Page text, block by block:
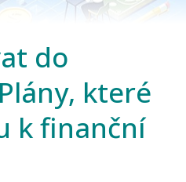
do
které
k finanční